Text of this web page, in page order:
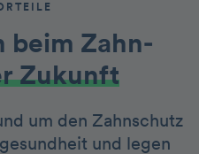
beim Zahn­
Zukunft
um den Zahnschutz
und legen